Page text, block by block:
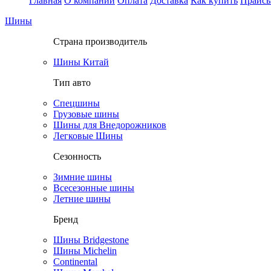
Шины
Страна производитель
Шины Китай
Тип авто
Спецшины
Грузовые шины
Шины для Внедорожников
Легковые Шины
Сезонность
Зимние шины
Всесезонные шины
Летние шины
Бренд
Шины Bridgestone
Шины Michelin
Continental